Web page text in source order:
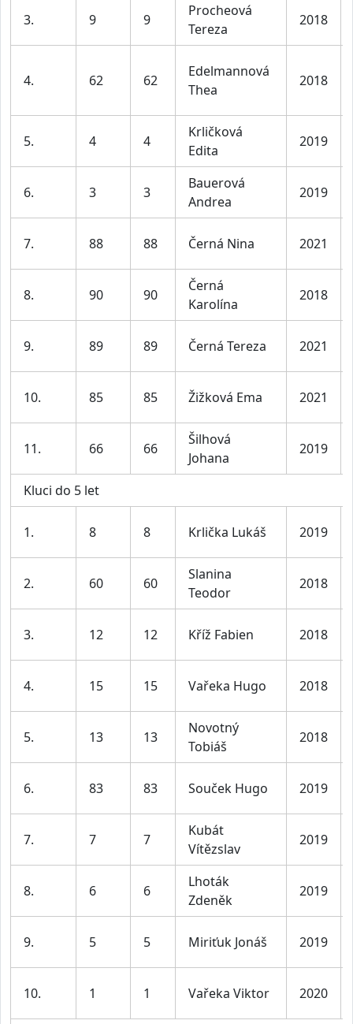
3. 9 9
Procheová
Tereza
2018
4. 62 62
Edelmannová
Thea
2018
5. 4 4
Krličková
Edita
2019
6. 3 3
Bauerová
Andrea
2019
7. 88 88 Černá Nina 2021
8. 90 90
Černá
Karolína
2018
9. 89 89 Černá Tereza 2021
10. 85 85 Žižková Ema 2021
11. 66 66
Šilhová
Johana
2019
Kluci do 5 let
1. 8 8 Krlička Lukáš 2019
2. 60 60
Slanina
Teodor
2018
3. 12 12 Kříž Fabien 2018
4. 15 15 Vařeka Hugo 2018
5. 13 13
Novotný
Tobiáš
2018
6. 83 83 Souček Hugo 2019
7. 7 7
Kubát
Vítězslav
2019
8. 6 6
Lhoták
Zdeněk
2019
9. 5 5 Miriťuk Jonáš 2019
10. 1 1 Vařeka Viktor 2020